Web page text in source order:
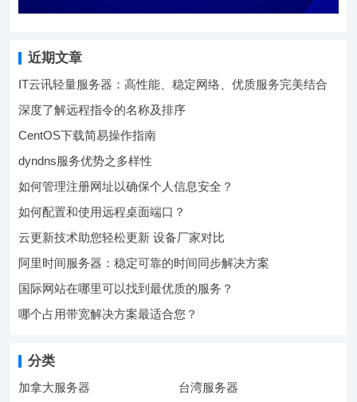
近期文章
IT云讯轻量服务器：高性能、稳定网络、优质服务完美结合
深度了解远程指令的名称及排序
CentOS下载简易操作指南
dyndns服务优势之多样性
如何管理注册网址以确保个人信息安全？
如何配置和使用远程桌面端口？
云更新技术助您轻松更新 设备厂家对比
阿里时间服务器：稳定可靠的时间同步解决方案
国际网站在哪里可以找到最优质的服务？
哪个占用带宽解决方案最适合您？
分类
加拿大服务器 台湾服务器